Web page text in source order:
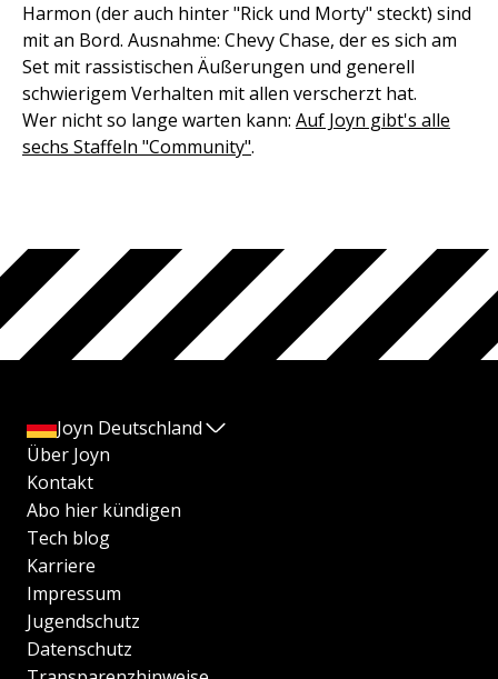
Harmon (der auch hinter "Rick und Morty" steckt) sind
mit an Bord. Ausnahme: Chevy Chase, der es sich am
Set mit rassistischen Äußerungen und generell
schwierigem Verhalten mit allen verscherzt hat.
Wer nicht so lange warten kann: Auf Joyn gibt's alle
sechs Staffeln "Community".
Joyn Deutschland
Über Joyn
Kontakt
Abo hier kündigen
Tech blog
Karriere
Impressum
Jugendschutz
Datenschutz